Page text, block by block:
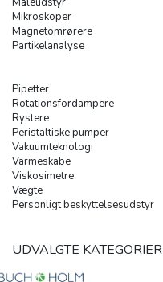
Mikroskoper
Magnetomrørere
Partikelanalyse
Pipetter
Rotationsfordampere
Rystere
Peristaltiske pumper
Vakuumteknologi
Varmeskabe
Viskosimetre
Vægte
Personligt beskyttelsesudstyr
UDVALGTE KATEGORIER